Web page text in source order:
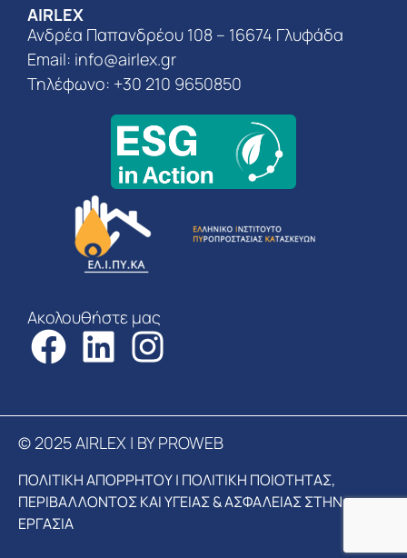
AIRLEX
Ανδρέα Παπανδρέου 108 – 16674 Γλυφάδα
Email: info@airlex.gr
Τηλέφωνο: +30 210 9650850
Ακολουθήστε μας
© 2025 AIRLEX | BY PROWEB
ΠΟΛΙΤΙΚΗ ΑΠΟΡΡΗΤΟΥ| ΠΟΛΙΤΙΚΗ ΠΟΙΟΤΗΤΑΣ,
ΠΕΡΙΒΑΛΛΟΝΤΟΣ ΚΑΙ ΥΓΕΙΑΣ & ΑΣΦΑΛΕΙΑΣ ΣΤΗΝ
ΕΡΓΑΣΙΑ